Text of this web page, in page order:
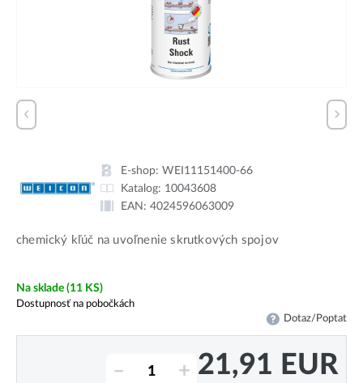
E-shop: WEI11151400-66
Katalog: 10043608
EAN: 4024596063009
chemický kľúč na uvoľnenie skrutkových spojov
Na sklade (11 KS)
Dostupnosť na pobočkách
Dotaz/Poptat
– + 21,91 EUR